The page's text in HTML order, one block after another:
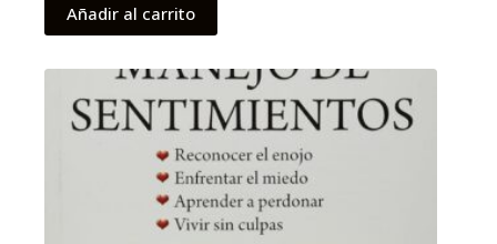
Añadir al carrito